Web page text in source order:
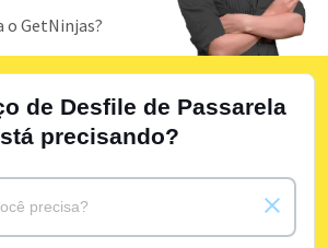
o GetNinjas?
de Desfile de Passarela
precisando?